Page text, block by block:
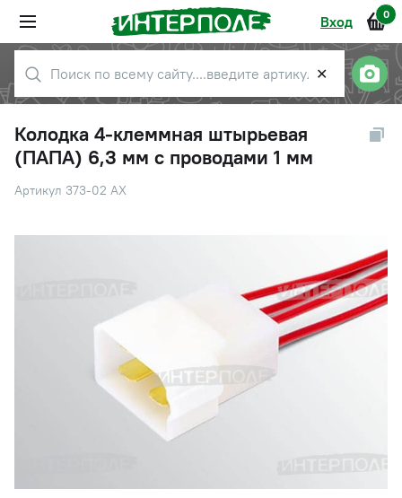
Вход 0
✕
Колодка 4-клеммная штырьевая
(ПАПА) 6,3 мм с проводами 1 мм
Артикул 373-02 АХ